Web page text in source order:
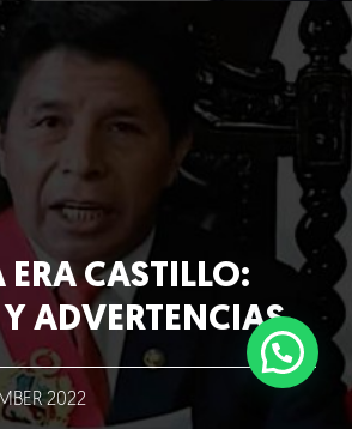
ERA CASTILLO:
ADVERTENCIAS
2022